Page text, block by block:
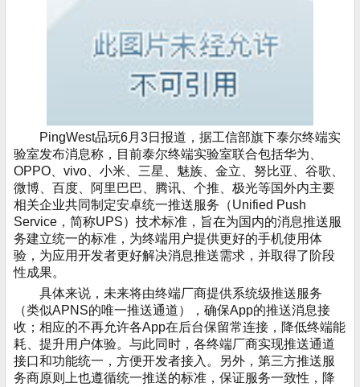
PingWest品玩6月3日报道，据工信部旗下泰尔终端实
验室发布消息称，目前泰尔终端实验室联合包括华为、
OPPO、vivo、小米、三星、魅族、金立、努比亚、谷歌、
微博、百度、阿里巴巴、腾讯、个推、极光等国外内主要
相关企业共同制定安卓统一推送服务（Unified Push
Service，简称UPS）技术标准，旨在为国内的消息推送服
务建立统一的标准，为终端用户提供更好的手机使用体
验，为应用开发者更好解决消息推送需求，并取得了阶段
性成果。
具体来说，未来将由终端厂商提供系统级推送服务
（类似APNS的唯一推送通道），确保App的推送消息接
收；相应的不再允许各App在后台保留常连接，降低终端能
耗、提升用户体验。与此同时，各终端厂商实现推送通道
接口和功能统一，方便开发者接入。另外，第三方推送服
务商原则上也遵循统一推送的标准，保证服务一致性，降